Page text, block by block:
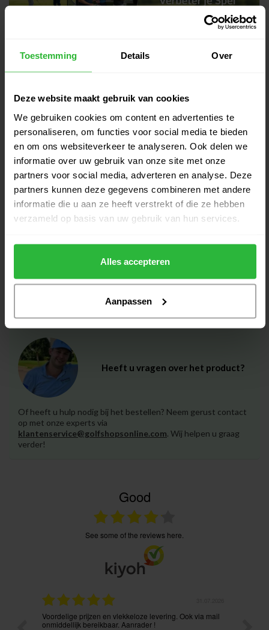
Toestemming Details Over
Deze website maakt gebruik van cookies
We gebruiken cookies om content en advertenties te
personaliseren, om functies voor social media te bieden
en om ons websiteverkeer te analyseren. Ook delen we
informatie over uw gebruik van onze site met onze
partners voor social media, adverteren en analyse. Deze
partners kunnen deze gegevens combineren met andere
informatie die u aan ze heeft verstrekt of die ze hebben
verzameld op basis van uw gebruik van hun services.
Alles accepteren
Aanpassen
Gerelateerde producten
Callaway Elyte X IJzer 4 staal LH
Op voorraad
€149,00
Callaway Quantum MAX IJzer 4
graphite links
Op voorraad
€186,00
€169,00
4 graphite links
€186,00
Callaway Quantum MAX IJzer 4
staal links
€169,00
Heeft u vragen over het product?
Of heeft u hulp nodig bij het bestellen? Neem gerust contact
op met onze experts via
klantenservice@golfshopsonline.com. Wij helpen u graag
verder!
Good
see some of the reviews here.
Voordelige prijzen en vlekkeloze levering. Ook via mail
onmiddellijk bereikbaar. Aanrader !